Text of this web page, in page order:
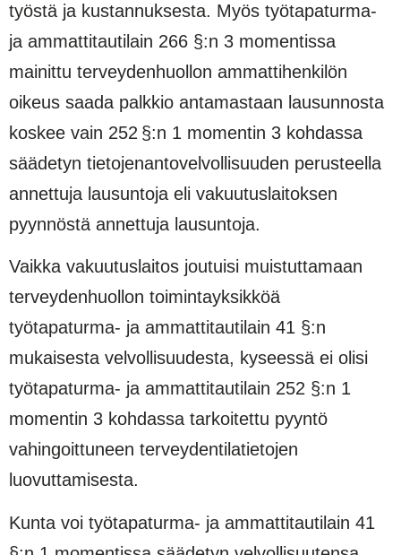
työstä ja kustannuksesta. Myös työtapaturma-
ja ammattitautilain 266 §:n 3 momentissa
mainittu terveydenhuollon ammattihenkilön
oikeus saada palkkio antamastaan lausunnosta
koskee vain 252 §:n 1 momentin 3 kohdassa
säädetyn tietojenantovelvollisuuden perusteella
annettuja lausuntoja eli vakuutuslaitoksen
pyynnöstä annettuja lausuntoja.
Vaikka vakuutuslaitos joutuisi muistuttamaan
terveydenhuollon toimintayksikköä
työtapaturma- ja ammattitautilain 41 §:n
mukaisesta velvollisuudesta, kyseessä ei olisi
työtapaturma- ja ammattitautilain 252 §:n 1
momentin 3 kohdassa tarkoitettu pyyntö
vahingoittuneen terveydentilatietojen
luovuttamisesta.
Kunta voi työtapaturma- ja ammattitautilain 41